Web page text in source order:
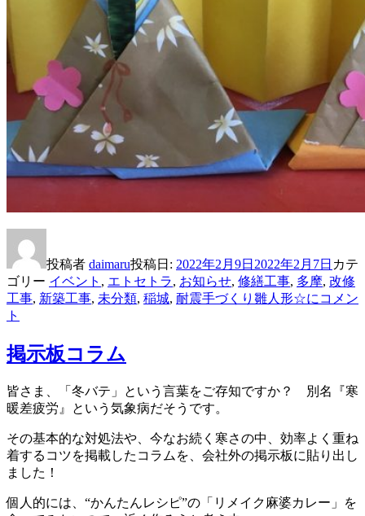
投稿者 daimaru投稿日: 2022年2月9日 2022年2月7日 カテ
ゴリー イベント , エトセトラ, お知らせ, 修繕工事, 多摩, 改修
工事, 新築工事, 未分類, 稲城, 耐震手づくり雛人形☆に コメン
ト
掲示板コラム
皆さま、「冬バテ」という言葉をご存知ですか？ 別名『寒
暖差疲労』という気象病だそうです。
その基本的な対処法や、今なお続く寒さの中、効率よく重ね
着するコツを掲載したコラムを、会社外の掲示板に貼り出し
ました！
個人的には、“かんたんレシピ”の「リメイク麻婆カレー」を